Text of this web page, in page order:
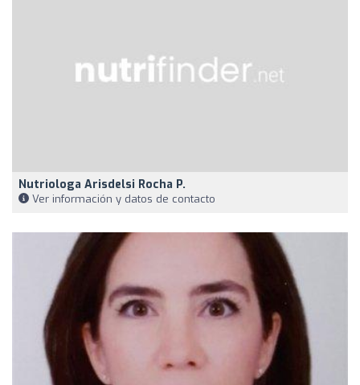
Nutriologa Arisdelsi Rocha P.
Ver información y datos de contacto